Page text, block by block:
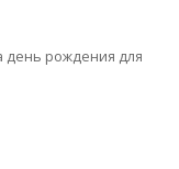
день рождения для